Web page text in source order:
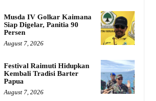
Musda IV Golkar Kaimana
Siap Digelar, Panitia 90
Persen
August 7, 2026
Festival Raimuti Hidupkan
Kembali Tradisi Barter
Papua
August 7, 2026